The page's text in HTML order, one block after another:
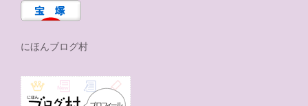
にほんブログ村